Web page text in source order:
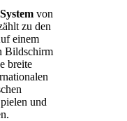
von
zu den
einem
Bildschirm
breite
und